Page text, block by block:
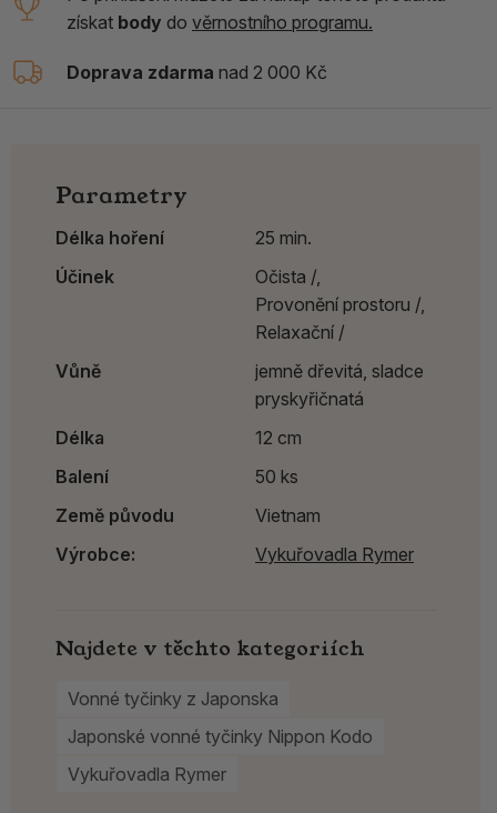
získat body do věrnostního programu.
Doprava zdarma nad 2 000 Kč
Parametry
Délka hoření
25 min.
Účinek
Očista /,
Provonění prostoru /,
Relaxační /
Vůně
jemně dřevitá, sladce
pryskyřičnatá
Délka
12 cm
Balení
50 ks
Země původu
Vietnam
Výrobce:
Vykuřovadla Rymer
Najdete v těchto kategoriích
Vonné tyčinky z Japonska
Japonské vonné tyčinky Nippon Kodo
Vykuřovadla Rymer